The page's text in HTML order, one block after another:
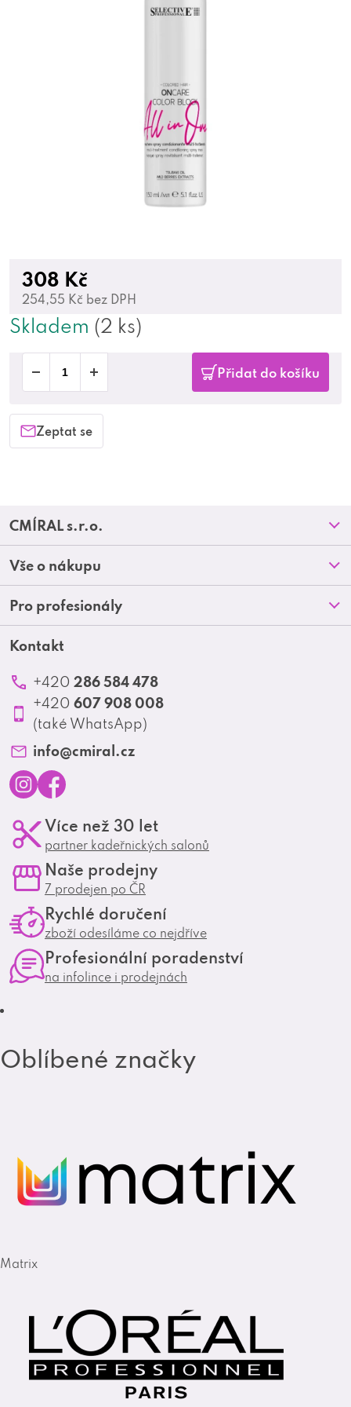
308 Kč
254,55 Kč bez DPH
Skladem (2 ks)
Přidat do košíku
Zeptat se
Z
á
p
a
CMÍRAL s.r.o.
Prodejny
O nás
Blog
Kontakt
Vše o nákupu
Doprava a platba
Obchodní podmínky
Reklamace a vrácení zboží
Ochrana osobních údajů
Pro profesionály
Akční letáky
Produktové katalogy
Profesionální spolupráce
Matrix Club
Kontakt
+420 286 584 478
+420 607 908 008
(také WhatsApp)
info@cmiral.cz
n
s
g
a
m
a
e
o
o
k
Více než 30 let
partner kadeřnických salonů
Naše prodejny
7 prodejen po ČR
Rychlé doručení
zboží odesíláme co nejdříve
Profesionální poradenství
na infolince i prodejnách
Oblíbené značky
Matrix